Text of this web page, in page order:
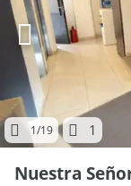
1/19 1
Nuestra